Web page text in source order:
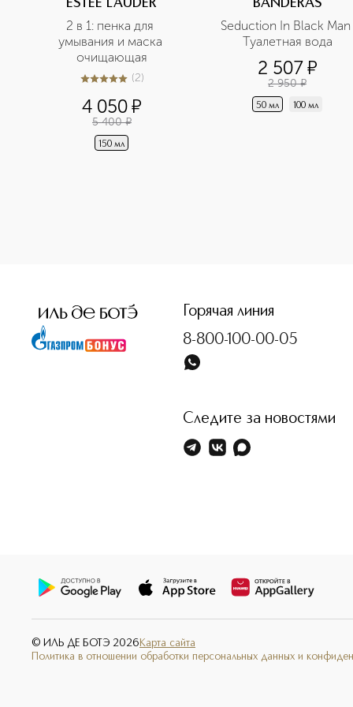
ESTEE LAUDER
2 в 1: пенка для
умывания и маска
очищающая
5из 52 (2)
4 050¤
5 400 ¤
150 мл
BANDERAS
Seduction In Black Man
Туалетная вода
2 507¤
2 950 ¤
50 мл 100 мл
Горячая линия
8-800-100-00-05
Следите за новостями
© ИЛЬ ДЕ БОТЭ 2026 Карта сайта
Политика в отношении обработки персональных данных и